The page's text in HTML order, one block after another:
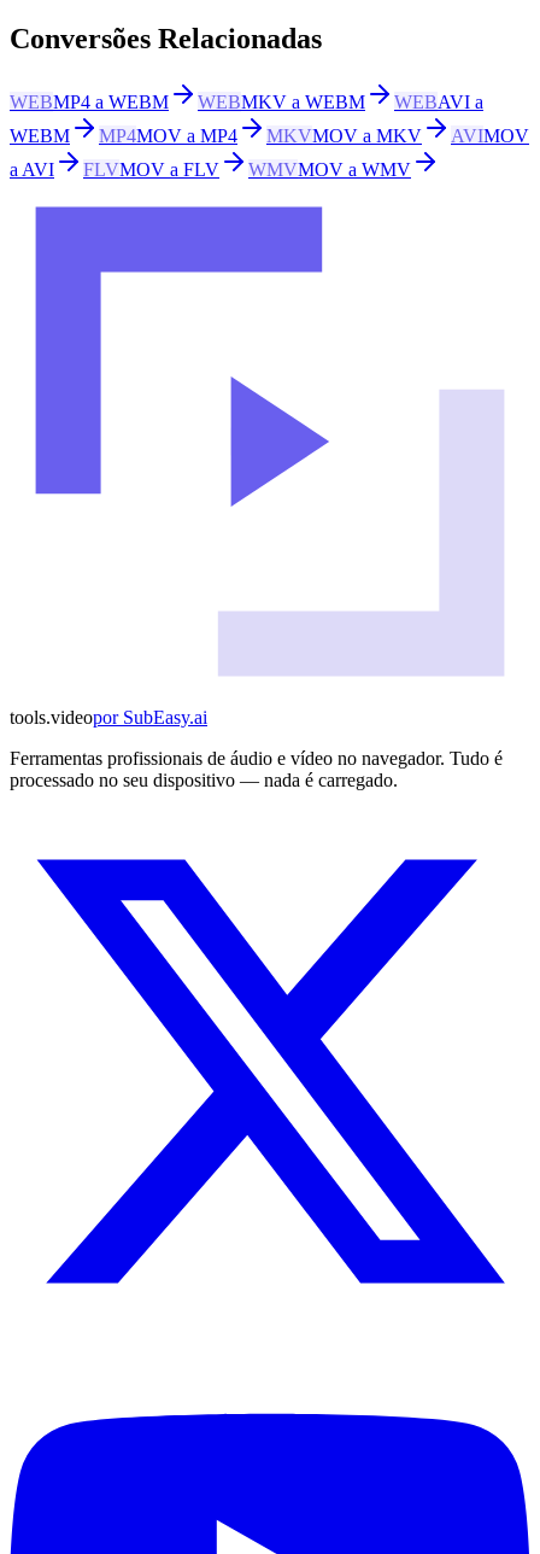
Conversões Relacionadas
WEBMP4 a WEBM WEBMKV a WEBM WEBAVI a
WEBM
MP4MOV a MP4 MKVMOV a MKV AVIMOV
a AVI
FLVMOV a FLV WMVMOV a WMV
tools.videoporSubEasy.ai
Ferramentas profissionais de áudio e vídeo no navegador. Tudo é
processado no seu dispositivo — nada é carregado.